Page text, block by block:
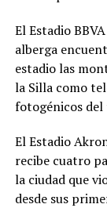
El Estadio
alberga
estadio las
la Silla como
fotogénicos
El Estadio
recibe cuatro
la ciudad que
desde sus